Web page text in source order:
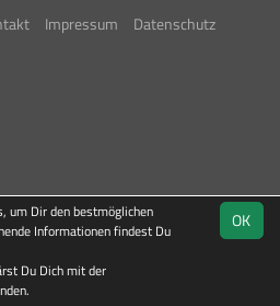
Impressum Datenschutz
OK
um Dir den bestmöglichen
Informationen findest Du
Du Dich mit der